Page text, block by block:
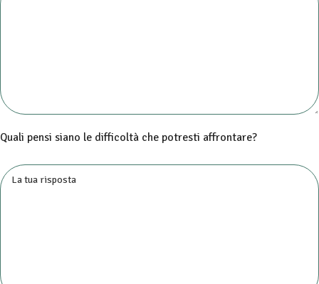
Quali pensi siano le difficoltà che potresti affrontare?